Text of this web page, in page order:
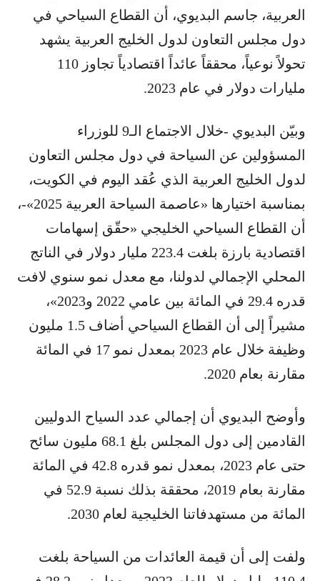
العربية، جاسم البديوي، أن القطاع السياحي في
دول مجلس التعاون لدول الخليج العربية يشهد
تحولاً نوعياً، محققاً عائداً اقتصادياً تجاوز 110
مليارات دولار في عام 2023.
وبيّن البديوي -خلال الاجتماع الـ9 للوزراء
المسؤولين عن السياحة في دول مجلس التعاون
لدول الخليج العربية الذي عُقد اليوم في الكويت،
بمناسبة اختيارها «عاصمة السياحة العربية 2025»-،
أن القطاع السياحي الخليجي «حقّق إسهامات
اقتصادية بارزة بلغت 223.4 مليار دولار في الناتج
المحلي الإجمالي لدولنا، مع معدل نمو سنوي لافت
قدره 29.4 في المائة بين عامي 2022 و2023»،
مشيراً إلى أن القطاع السياحي أضاف 1.5 مليون
وظيفة خلال عام 2023 بمعدل نمو 17 في المائة
مقارنة بعام 2020.
وأوضح البديوي أن إجمالي عدد السياح الدوليين
القادمين إلى دول المجلس بلغ 68.1 مليون سائح
حتى عام 2023، بمعدل نمو قدره 42.8 في المائة
مقارنة بعام 2019، محققة بذلك نسبة 52.9 في
المائة من مستهدفاتنا الخليجية لعام 2030.
ولفت إلى أن قيمة العائدات من السياحة بلغت